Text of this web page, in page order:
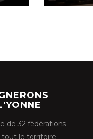
de 32 fédérations
tout le territoire